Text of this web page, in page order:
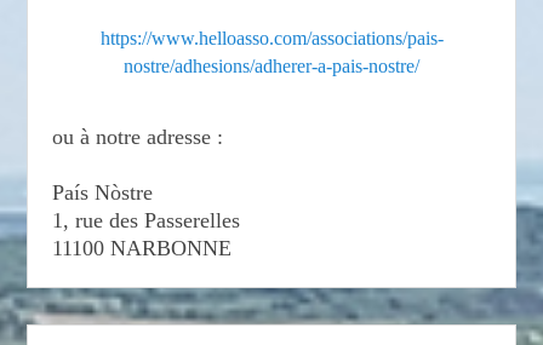
https://www.helloasso.com/associations/pais-
nostre/adhesions/adherer-a-pais-nostre/
ou à notre adresse :
País Nòstre
1, rue des Passerelles
11100 NARBONNE